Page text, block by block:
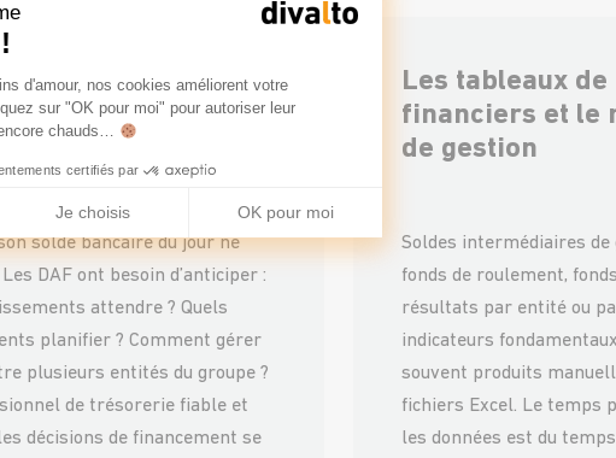
de la trésorerie
solde bancaire du jour ne
DAF ont besoin d’anticiper :
attendre ? Quels
planifier ? Comment gérer
plusieurs entités du groupe ?
de trésorerie fiable et
décisions de financement se
Les tableaux de
financiers et le
de gestion
Soldes intermédiaires de
fonds de roulement,
résultats par entité ou
indicateurs
souvent produits
fichiers Excel. Le temps
les données est du
Gestion du Consentement : Personnalisez
d'amour, nos cookies améliorent votre
sur "OK pour moi" pour autoriser leur
chauds…
certifiés par
Je choisis OK pour moi
Axeptio consent